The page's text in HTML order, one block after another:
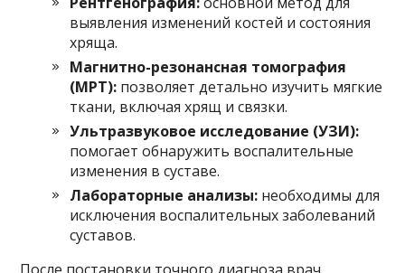
выявления изменений костей и состояния
хряща.
Магнитно-резонансная томография
(МРТ): позволяет детально изучить мягкие
ткани, включая хрящ и связки.
Ультразвуковое исследование (УЗИ):
помогает обнаружить воспалительные
изменения в суставе.
Лабораторные анализы: необходимы для
исключения воспалительных заболеваний
суставов.